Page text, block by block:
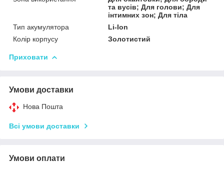
та вусів; Для голови; Для
інтимних зон; Для тіла
Тип акумулятора
Li-Ion
Колір корпусу
Золотистий
Приховати
Умови доставки
Нова Пошта
Всі умови доставки
Умови оплати